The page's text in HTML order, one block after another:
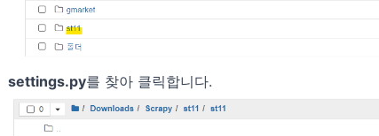
settings.py를 찾아 클릭합니다.